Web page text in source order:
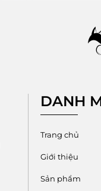
DANH
Trang chủ
Giới thiệu
Sản phẩm